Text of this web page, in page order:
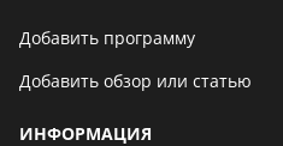
Добавить программу
Добавить обзор или статью
ИНФОРМАЦИЯ